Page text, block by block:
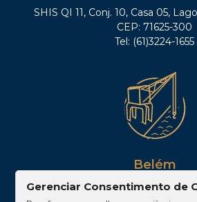
SHIS QI 11, Conj. 10, Casa 05,
CEP: 71625-300
Tel: (61)3224-1655
Belém
Av. Visconde de Souza Franco,
Gerenciar Consentimento de